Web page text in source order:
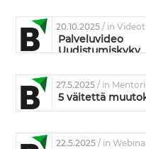
20.10.2025/ in Videot
Palveluvideo
Uudistumiskyky
27.5.2025/ in
5 väitettä
22.5.2025/ in